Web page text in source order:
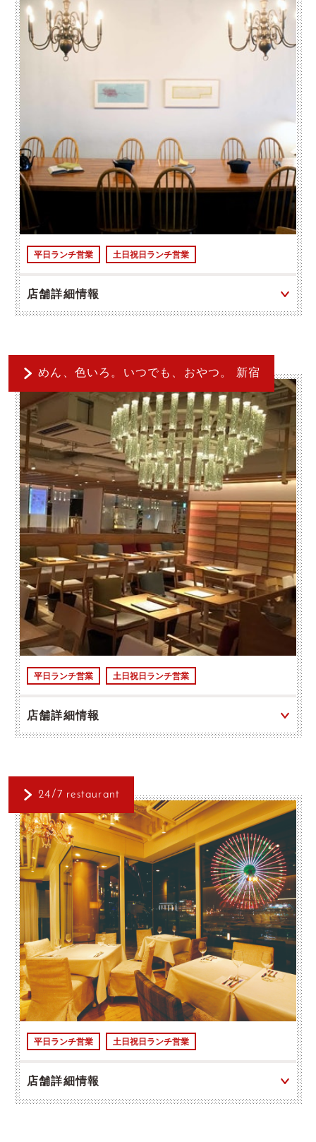
平日ランチ営業 土日祝日ランチ営業
店舗詳細情報
めん、色いろ。いつでも、おやつ。 新宿
平日ランチ営業 土日祝日ランチ営業
店舗詳細情報
24/7 restaurant
平日ランチ営業 土日祝日ランチ営業
店舗詳細情報